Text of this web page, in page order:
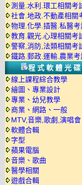
測量.水利.環工相關考
社會.地政.不動產相關
物理.化學.插醫.私醫考
教育.觀光.心理相關考
警察,消防,法類相關考
鐵路.郵政.運輸.農業考
程式軟體光碟
線上課程綜合教學
繪圖、專業設計
專業、幼兒教學
商業、網路、一般
MTV,音樂,歌劇,演唱會
軟體合輯
字型
蘋果電腦
音樂、歌曲
醫學相關
遊戲合輯